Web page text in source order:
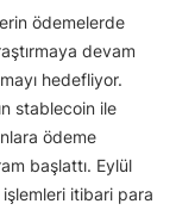
ödemelerde
devam
hedefliyor.
stablecoin ile
ödeme
başlattı. Eylül
işlemleri itibari para